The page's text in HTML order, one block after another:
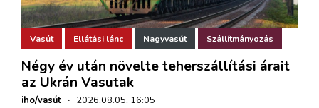
Vasút Ellátási lánc Nagyvasút Szállítmányozás
Négy év után növelte teherszállítási árait
az Ukrán Vasutak
iho/vasút · 2026.08.05. 16:05